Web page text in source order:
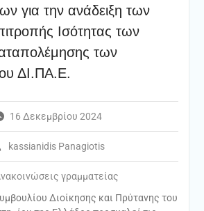
για την ανάδειξη των
Ισότητας των
των
ΔΙ.ΠΑ.Ε.
16 Δεκεμβρίου 2024
kassianidis Panagiotis
γραμματείας
Διοίκησης και Πρύτανης του